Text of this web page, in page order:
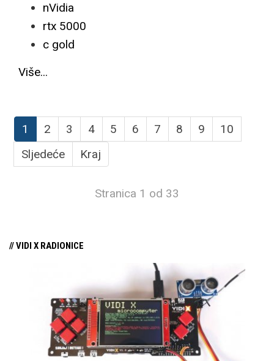
nVidia
rtx 5000
c gold
Više...
1 2 3 4 5 6 7 8 9
10
Sljedeće
Kraj
Stranica 1 od 33
// VIDI X RADIONICE